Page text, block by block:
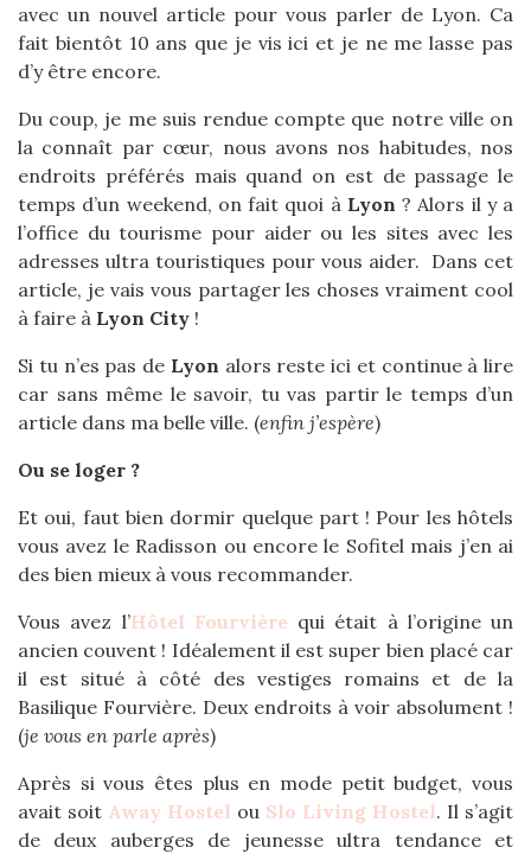
avec un nouvel article pour vous parler de Lyon. Ca
fait bientôt 10 ans que je vis ici et je ne me lasse pas
d’y être encore.
Du coup, je me suis rendue compte que notre ville on
la connaît par cœur, nous avons nos habitudes, nos
endroits préférés mais quand on est de passage le
temps d’un weekend, on fait quoi à Lyon ? Alors il y a
l’office du tourisme pour aider ou les sites avec les
adresses ultra touristiques pour vous aider. Dans cet
article, je vais vous partager les choses vraiment cool
à faire à Lyon City !
Si tu n’es pas de Lyon alors reste ici et continue à lire
car sans même le savoir, tu vas partir le temps d’un
article dans ma belle ville. (enfin j’espère)
Ou se loger ?
Et oui, faut bien dormir quelque part ! Pour les hôtels
vous avez le Radisson ou encore le Sofitel mais j’en ai
des bien mieux à vous recommander.
Vous avez l’Hôtel Fourvière qui était à l’origine un
ancien couvent ! Idéalement il est super bien placé car
il est situé à côté des vestiges romains et de la
Basilique Fourvière. Deux endroits à voir absolument !
(je vous en parle après)
Après si vous êtes plus en mode petit budget, vous
avait soit Away Hostel ou Slo Living Hostel. Il s’agit
de deux auberges de jeunesse ultra tendance et